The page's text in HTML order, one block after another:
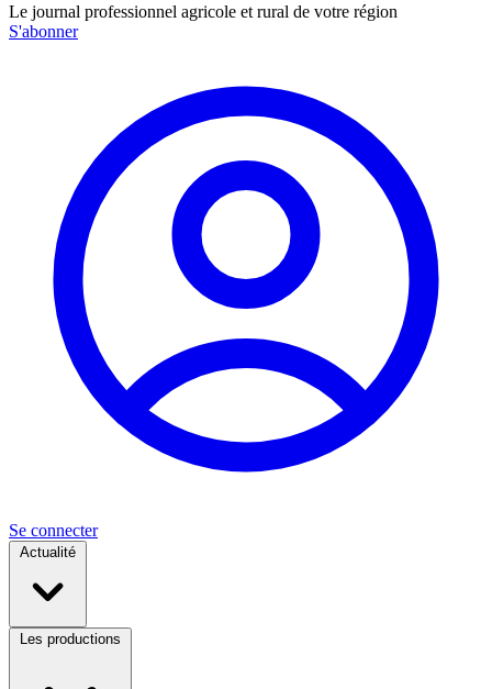
Le journal professionnel agricole et rural de votre région
S'abonner
Se connecter
Actualité
Les productions